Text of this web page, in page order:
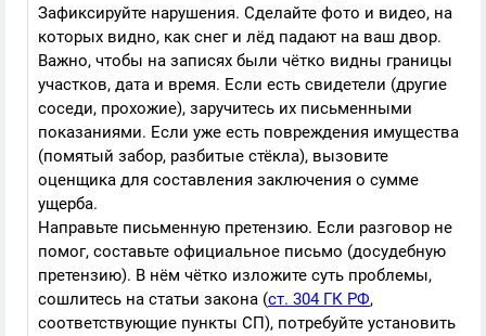
Зафиксируйте нарушения. Сделайте фото и видео, на
которых видно, как снег и лёд падают на ваш двор.
Важно, чтобы на записях были чётко видны границы
участков, дата и время. Если есть свидетели (другие
соседи, прохожие), заручитесь их письменными
показаниями. Если уже есть повреждения имущества
(помятый забор, разбитые стёкла), вызовите
оценщика для составления заключения о сумме
ущерба.
Направьте письменную претензию. Если разговор не
помог, составьте официальное письмо (досудебную
претензию). В нём чётко изложите суть проблемы,
сошлитесь на статьи закона (ст. 304 ГК РФ,
соответствующие пункты СП), потребуйте установить